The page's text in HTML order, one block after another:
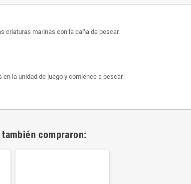
criaturas marinas con la caña de pescar.
la unidad de juego y comience a pescar.
compraron: